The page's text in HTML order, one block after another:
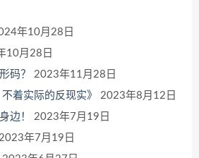
年10月28日
10月28日
码？
2023年11月28日
着实际的反现实》
2023年8月12日
边！
2023年7月19日
年7月19日